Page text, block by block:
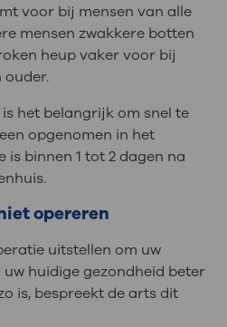
voor bij mensen van alle
mensen zwakkere botten
heup vaker voor bij
ouder.
het belangrijk om snel te
opgenomen in het
is binnen 1 tot 2 dagen na
opereren
uitstellen om uw
huidige gezondheid beter
is, bespreekt de arts dit